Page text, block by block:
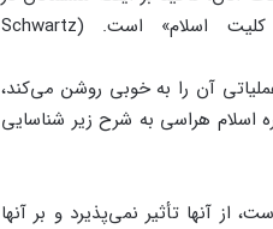
صدد ایجاد تغییر بر اساس دین خود هستند و اعلان جنگ علیه کلیت اسلام» است. (Schwartz
آن را به خوبی روشن می‌کند،
هراسی به شرح زیر شناسایی
آنها تأثیر نمی‌پذیرد و بر آنها